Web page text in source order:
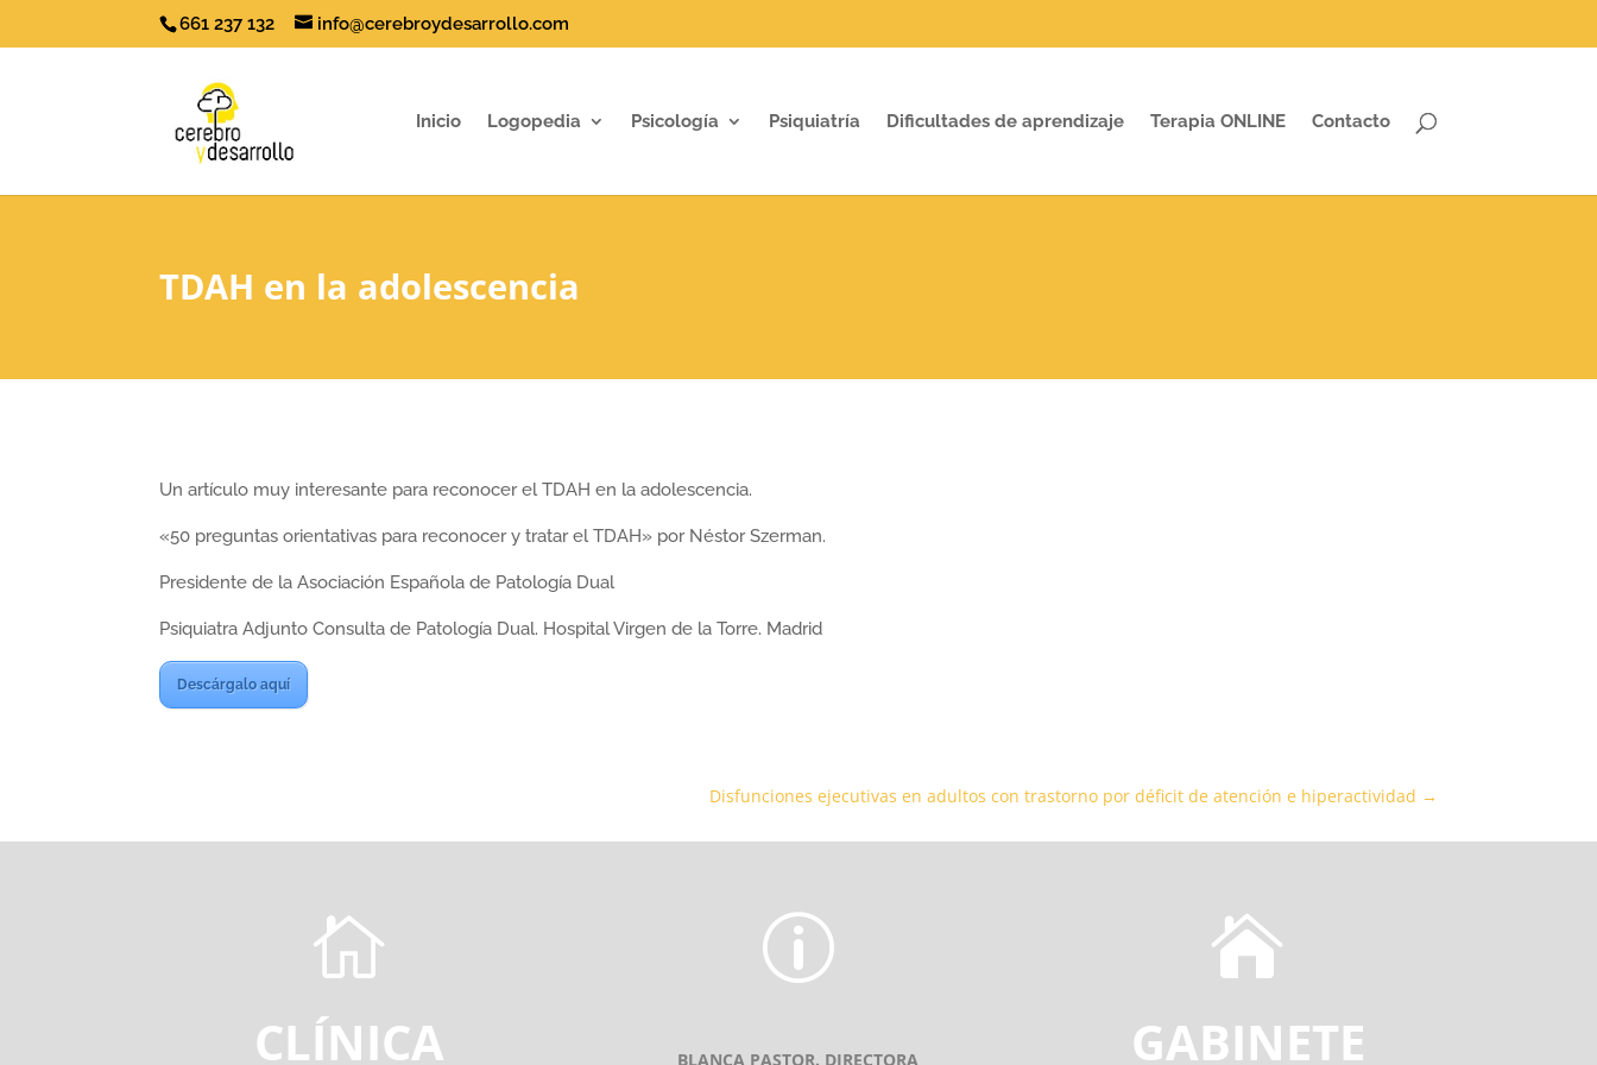
661 237 132 info@cerebroydesarrollo.com
Inicio Logopedia Psicología Psiquiatría Dificultades de aprendizaje Terapia ONLINE Contacto
TDAH en la adolescencia
Un artículo muy interesante para reconocer el TDAH en la adolescencia.
«50 preguntas orientativas para reconocer y tratar el TDAH» por Néstor Szerman.
Presidente de la Asociación Española de Patología Dual
Psiquiatra Adjunto Consulta de Patología Dual. Hospital Virgen de la Torre. Madrid
Descárgalo aquí
Disfunciones ejecutivas en adultos con trastorno por déficit de atención e hiperactividad →

CLÍNICA
p
BLANCA PASTOR. DIRECTORA

GABINETE